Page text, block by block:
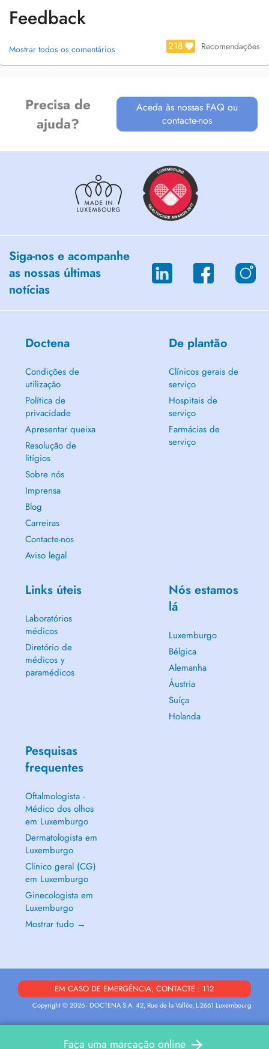
Feedback
Mostrar todos os comentários 218 Recomendações
Faça uma marcação online
Precisa de
ajuda?
Aceda às nossas FAQ ou
contacte-nos
Siga-nos e acompanhe
as nossas últimas
notícias
Doctena
Condições de
utilização
Política de
privacidade
Apresentar queixa
Resolução de
litígios
Sobre nós
Imprensa
Blog
Carreiras
Contacte-nos
Aviso legal
De plantão
Clínicos gerais de
serviço
Hospitais de
serviço
Farmácias de
serviço
Links úteis
Laboratórios
médicos
Diretório de
médicos y
paramédicos
Nós estamos
lá
Luxemburgo
Bélgica
Alemanha
Áustria
Suíça
Holanda
Pesquisas
frequentes
Oftalmologista -
Médico dos olhos
em Luxemburgo
Dermatologista em
Luxemburgo
Clínico geral (CG)
em Luxemburgo
Ginecologista em
Luxemburgo
Mostrar tudo →
EM CASO DE EMERGÊNCIA, CONTACTE : 112
Copyright © 2026 - DOCTENA S.A. 42, Rue de la Vallée, L-2661 Luxembourg